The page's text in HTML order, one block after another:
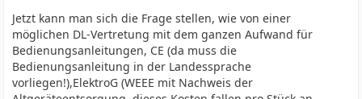
Jetzt kann man sich die Frage stellen, wie von einer
möglichen DL-Vertretung mit dem ganzen Aufwand für
Bedienungsanleitungen, CE (da muss die
Bedienungsanleitung in der Landessprache
vorliegen!),ElektroG (WEEE mit Nachweis der